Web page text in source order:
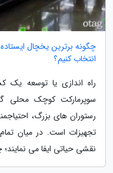
چگونه برترین یخچال
انتخاب کنیم؟
راه اندازی یا توسعه یک
سوپرمارکت کوچک محلی
رستوران های بزرگ،
تجهیزات است. در میان تمام
نقشی حیاتی ایفا می نمایند؛